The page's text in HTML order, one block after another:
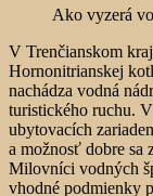
Ako vyzerá
V Trenčianskom
Hornonitrianskej
nachádza vodná
turistického ruchu.
ubytovacích
a možnosť dobre sa
Milovníci vodných
vhodné podmienky